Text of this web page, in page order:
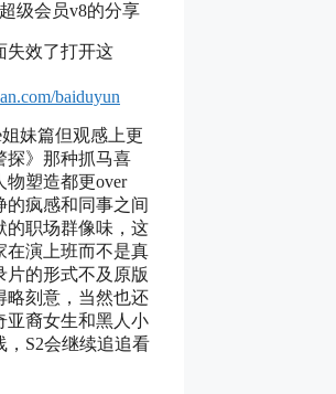
级会员v8的分享
失效了打开这
baiduyun
姐妹篇但观感上更
探》那种抓马喜
物塑造都更over
的疯感和同事之间
的职场群像味，这
在演上班而不是真
片的形式不及原版
略刻意，当然也还
亚裔女生和黑人小
，S2会继续追追看